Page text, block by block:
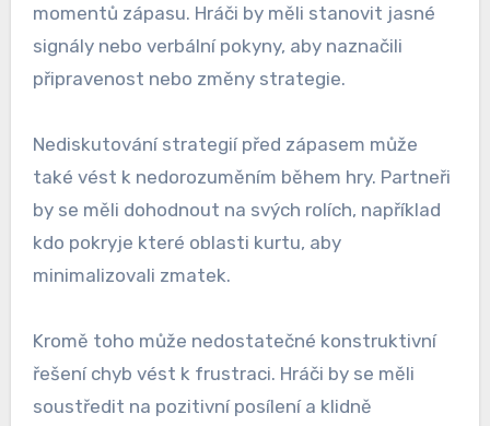
momentů zápasu. Hráči by měli stanovit jasné
signály nebo verbální pokyny, aby naznačili
připravenost nebo změny strategie.
Nediskutování strategií před zápasem může
také vést k nedorozuměním během hry. Partneři
by se měli dohodnout na svých rolích, například
kdo pokryje které oblasti kurtu, aby
minimalizovali zmatek.
Kromě toho může nedostatečné konstruktivní
řešení chyb vést k frustraci. Hráči by se měli
soustředit na pozitivní posílení a klidně